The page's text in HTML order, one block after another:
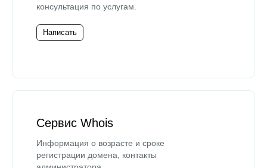
консультация по услугам.
Написать
Сервис Whois
Информация о возрасте и сроке
регистрации домена, контакты